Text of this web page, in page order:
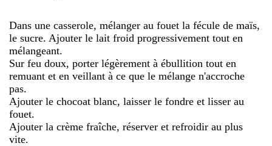
Dans une casserole, mélanger au fouet la fécule de maïs,
le sucre. Ajouter le lait froid progressivement tout en
mélangeant.
Sur feu doux, porter légèrement à ébullition tout en
remuant et en veillant à ce que le mélange n'accroche
pas.
Ajouter le chocoat blanc, laisser le fondre et lisser au
fouet.
Ajouter la crème fraîche, réserver et refroidir au plus
vite.